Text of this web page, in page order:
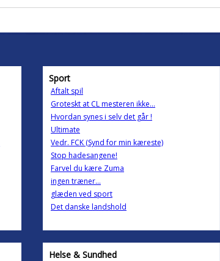
Sport
Aftalt spil
Groteskt at CL mesteren ikke...
Hvordan synes i selv det går !
Ultimate
Vedr. FCK (Synd for min kæreste)
Stop hadesangene!
Farvel du kære Zuma
ingen træner...
glæden ved sport
Det danske landshold
Helse & Sundhed